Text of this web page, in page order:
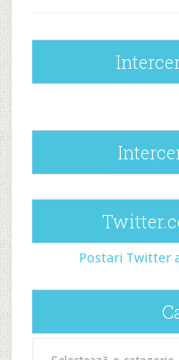
Postari Twitter